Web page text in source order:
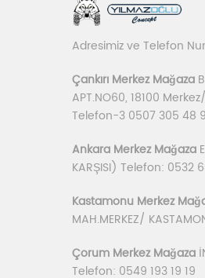
Adresimiz ve Telefon
Çankırı Merkez Mağaza
APT.NO60, 18100
Telefon-3 0507 305 48
Ankara Merkez Mağaza
KARŞISI) Telefon: 0532
Kastamonu Merkez
MAH.MERKEZ/
Çorum Merkez Mağaza
Telefon: 0549 193 19 19